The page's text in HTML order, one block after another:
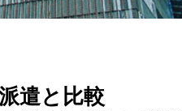
遣と比較